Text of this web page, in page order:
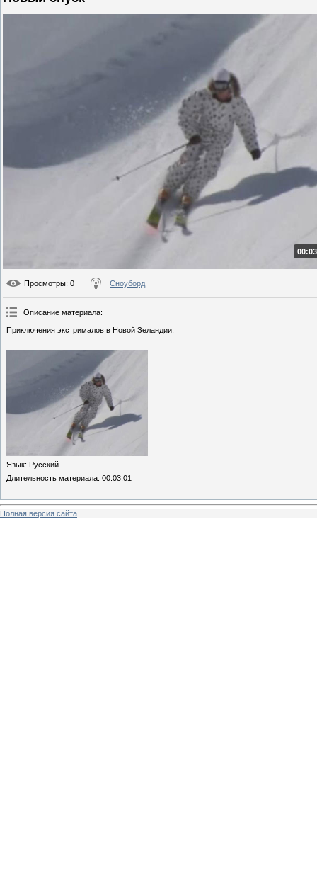
Просмотры: 0 Сноуборд
Описание материала:
Приключения экстрималов в Новой Зеландии.
Язык: Русский
Длительность материала: 00:03:01
Полная версия сайта